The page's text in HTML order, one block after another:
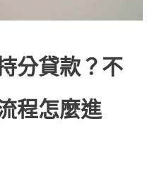
分貸款？不
程怎麼進